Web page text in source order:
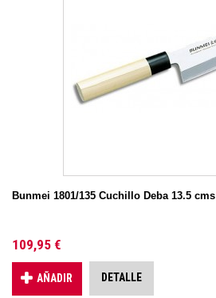
Bunmei 1801/135 Cuchillo Deba 13.5 cms
109,95 €
AÑADIR DETALLE